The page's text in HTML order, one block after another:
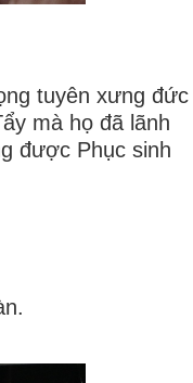
tuyên xưng đức
mà họ đã lãnh
được Phục sinh